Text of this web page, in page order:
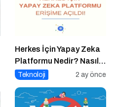
Herkes İçin Yapay Zeka
Platformu Nedir? Nasıl
Kullanılır?
Teknoloji 2 ay önce